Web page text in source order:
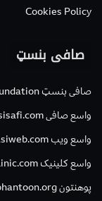
Cookies Policy
صافی بنسټ
صافی بنسټ Safi Foundation
واسع صافی wasisafi.com
واسع ویب wasiweb.com
واسع کلینیک wasiclinic.com
پوهنتون pohantoon.org